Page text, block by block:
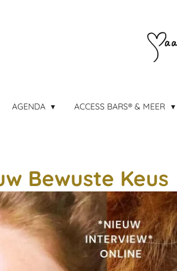
AGENDA ACCESS BARS® & MEER
Bewuste Keus